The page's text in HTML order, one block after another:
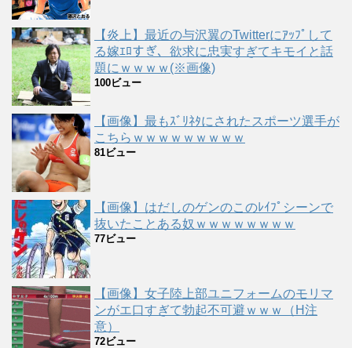
【炎上】最近の与沢翼のTwitterにｱｯﾌﾟして
る嫁ｴﾛすぎ、欲求に忠実すぎてキモイと話
題にｗｗｗｗ(※画像)
100ビュー
【画像】最もｽﾞﾘﾈﾀにされたスポーツ選手が
こちらｗｗｗｗｗｗｗｗｗ
81ビュー
【画像】はだしのゲンのこのﾚｲﾌﾟシーンで
抜いたことある奴ｗｗｗｗｗｗｗｗ
77ビュー
【画像】女子陸上部ユニフォームのモリマ
ンがエ口すぎて勃起不可避ｗｗｗ（H注
意）
72ビュー